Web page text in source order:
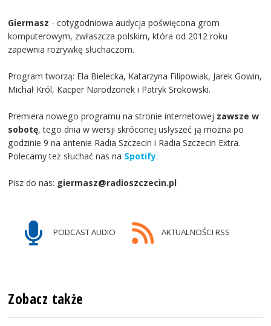
Giermasz - cotygodniowa audycja poświęcona grom
komputerowym, zwłaszcza polskim, która od 2012 roku
zapewnia rozrywkę słuchaczom.
Program tworzą: Ela Bielecka, Katarzyna Filipowiak, Jarek Gowin,
Michał Król, Kacper Narodzonek i Patryk Srokowski.
Premiera nowego programu na stronie internetowej zawsze w
sobotę, tego dnia w wersji skróconej usłyszeć ją można po
godzinie 9 na antenie Radia Szczecin i Radia Szczecin Extra.
Polecamy też słuchać nas na Spotify.
Pisz do nas: giermasz@radioszczecin.pl
PODCAST AUDIO AKTUALNOŚCI RSS
Zobacz także